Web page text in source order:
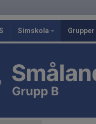
Simskola Grupper
Grupp B